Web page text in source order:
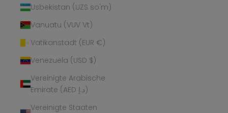
Usbekistan (UZS so'm)
Vanuatu (VUV Vt)
Vatikanstadt (EUR €)
Venezuela (USD $)
Vereinigte Arabische
Emirate (AED د.إ)
Vereinigte Staaten